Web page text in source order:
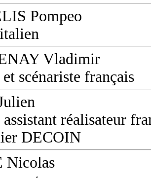
Pompeo
Vladimir
scénariste français
réalisateur
DECOIN
Nicolas